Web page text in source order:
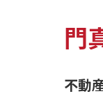
門
不動